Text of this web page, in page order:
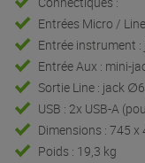
Entrées Micro /
Entrée instrument
Entrée Aux : mini-
Sortie Line : jack
USB : 2x USB-A
Dimensions : 745
Poids : 19,3 kg